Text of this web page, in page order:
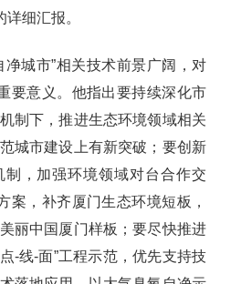
详细汇报。
净城市”相关技术前景广阔，对
要意义。他指出要持续深化市
制下，推进生态环境领域相关
城市建设上有新突破；要创新
制，加强环境领域对台合作交
案，补齐厦门生态环境短板，
丽中国厦门样板；要尽快推进
-线-面”工程示范，优先支持技